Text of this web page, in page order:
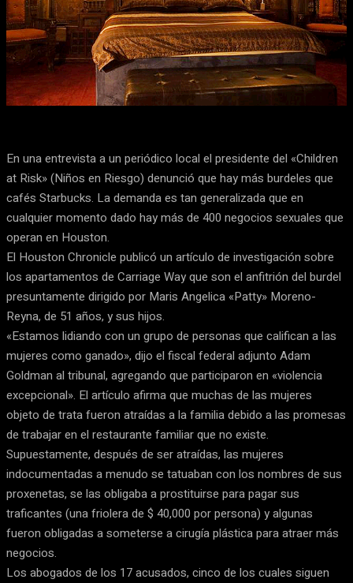
Facebook X
En una entrevista a un periódico local el presidente del «Children
at Risk» (Niños en Riesgo) denunció que hay más burdeles que
cafés Starbucks. La demanda es tan generalizada que en
cualquier momento dado hay más de 400 negocios sexuales que
operan en Houston.
El Houston Chronicle publicó un artículo de investigación sobre
los apartamentos de Carriage Way que son el anfitrión del burdel
presuntamente dirigido por Maris Angelica «Patty» Moreno-
Reyna, de 51 años, y sus hijos.
«Estamos lidiando con un grupo de personas que califican a las
mujeres como ganado», dijo el fiscal federal adjunto Adam
Goldman al tribunal, agregando que participaron en «violencia
excepcional». El artículo afirma que muchas de las mujeres
objeto de trata fueron atraídas a la familia debido a las promesas
de trabajar en el restaurante familiar que no existe.
Supuestamente, después de ser atraídas, las mujeres
indocumentadas a menudo se tatuaban con los nombres de sus
proxenetas, se las obligaba a prostituirse para pagar sus
traficantes (una friolera de $ 40,000 por persona) y algunas
fueron obligadas a someterse a cirugía plástica para atraer más
negocios.
Los abogados de los 17 acusados, cinco de los cuales siguen